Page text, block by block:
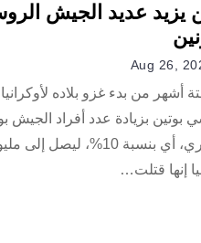
يزيد عديد الجيش
Aug 26,
أشهر من بدء غزو بلاده
عسكري، أي بنسبة 10%، ليصل
إنها قتلت…